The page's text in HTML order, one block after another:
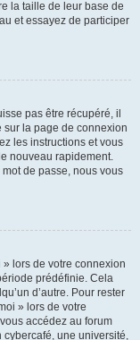
la taille de leur base de
et essayez de participer
pas être récupéré, il
sur la page de connexion
les instructions et vous
nouveau rapidement.
de passe, nous vous
lors de votre connexion
prédéfinie. Cela
d’autre. Pour rester
» lors de votre
accédez au forum
une université,